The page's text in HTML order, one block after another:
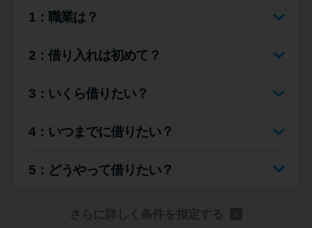
便利なコンテンツ
カードローン診断
カードローンQ&A
特集ページ
リボ払いをそのまま払いきると
1：職業は？
2：借り入れは初めて？
3：いくら借りたい？
4：いつまでに借りたい？
5：どうやって借りたい？
さらに詳しく条件を指定する